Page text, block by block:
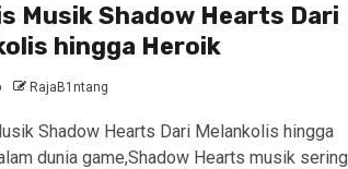
Musik Shadow Hearts Dari
hingga Heroik
RajaB1ntang
Shadow Hearts Dari Melankolis hingga
dunia game,Shadow Hearts musik sering